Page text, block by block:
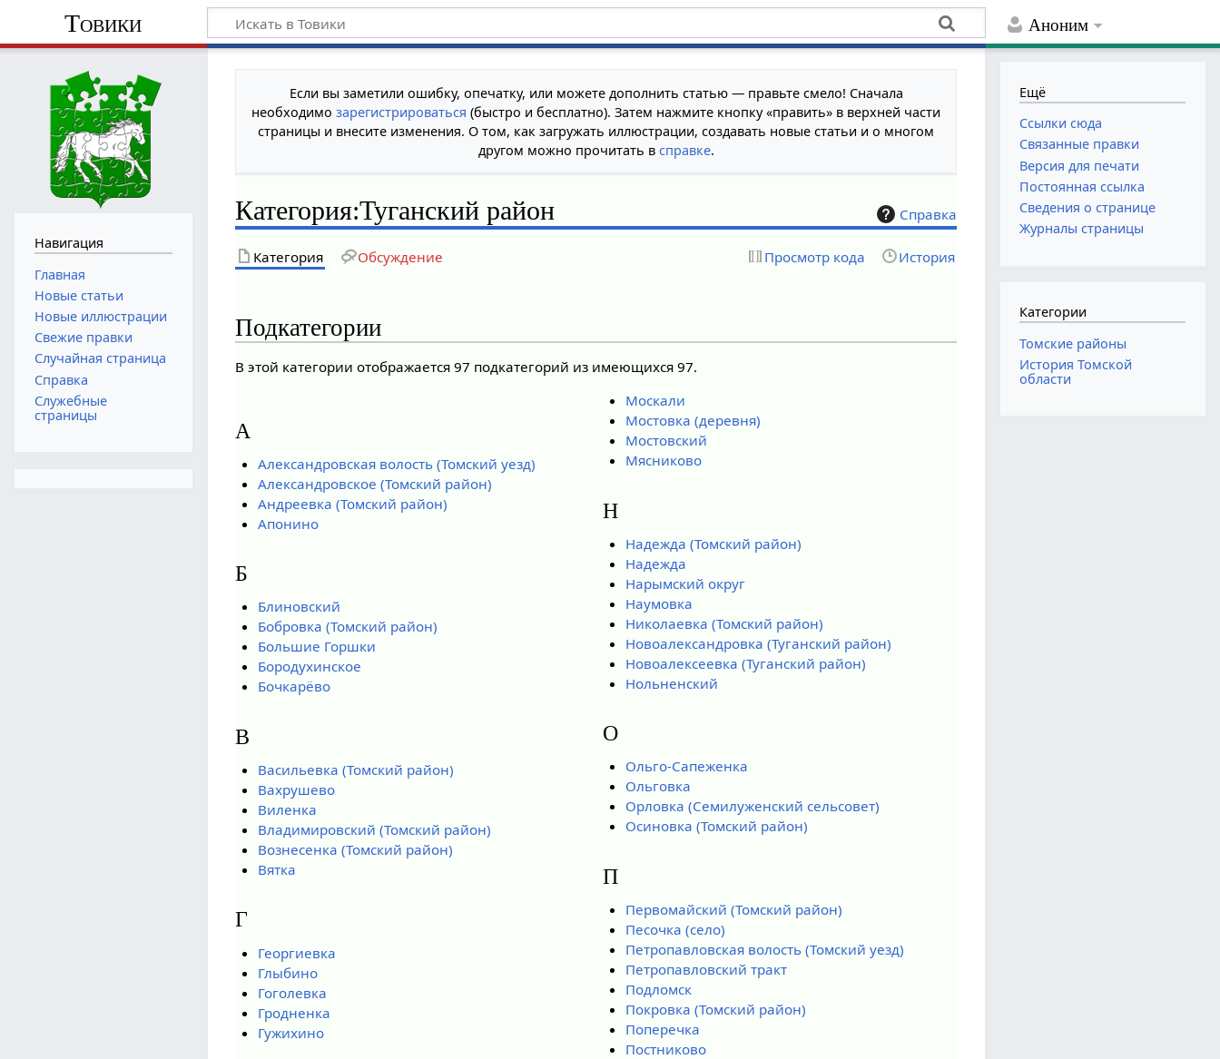
Аноним
Товики
Если вы заметили ошибку, опечатку, или можете дополнить статью — правьте смело! Сначала
необходимозарегистрироваться (быстро и бесплатно). Затем нажмите кнопку «править» в верхней части
страницы и внесите изменения. О том, как загружать иллюстрации, создавать новые статьи и о многом
другом можно прочитать в справке.
Справка
Категория:Туганский район
Категория Обсуждение Просмотр кода История
Подкатегории
В этой категории отображается 97 подкатегорий из имеющихся 97.
А
Александровская волость (Томский уезд)
Александровское (Томский район)
Андреевка (Томский район)
Апонино
Б
Блиновский
Бобровка (Томский район)
Большие Горшки
Бородухинское
Бочкарёво
В
Васильевка (Томский район)
Вахрушево
Виленка
Владимировский (Томский район)
Вознесенка (Томский район)
Вятка
Г
Георгиевка
Глыбино
Гоголевка
Гродненка
Гужихино
Москали
Мостовка (деревня)
Мостовский
Мясниково
Н
Надежда (Томский район)
Надежда
Нарымский округ
Наумовка
Николаевка (Томский район)
Новоалександровка (Туганский район)
Новоалексеевка (Туганский район)
Нольненский
О
Ольго-Сапеженка
Ольговка
Орловка (Семилуженский сельсовет)
Осиновка (Томский район)
П
Первомайский (Томский район)
Песочка (село)
Петропавловская волость (Томский уезд)
Петропавловский тракт
Подломск
Покровка (Томский район)
Поперечка
Постниково
Навигация
Главная
Новые статьи
Новые иллюстрации
Свежие правки
Случайная страница
Справка
Служебные
страницы
Ещё
Ссылки сюда
Связанные правки
Версия для печати
Постоянная ссылка
Сведения о странице
Журналы страницы
Категории
Томские районы
История Томской
области